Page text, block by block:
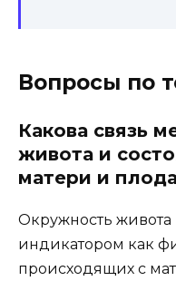
Вопросы по
Какова связь
живота и
матери и
Окружность живота
индикатором как
происходящих с